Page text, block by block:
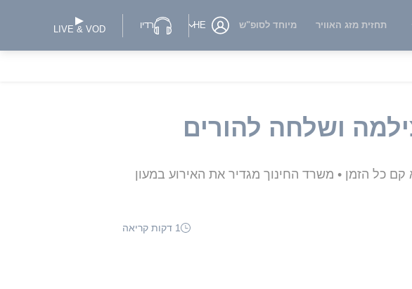
תחזית מזג האוויר מיוחד לסופ"ש HE רדיו LIVE & VOD
ושלחה להורים
כל הזמן • משרד החינוך מגדיר את האירוע במעון
1 דקות קריאה